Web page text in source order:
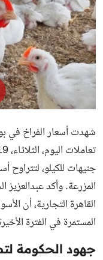
شهدت أسعار الفراخ في
المزرعة. وأكد عبدالعزيز
القاهرة التجارية، أن
المستمرة في الفترة
جهود الحكومة